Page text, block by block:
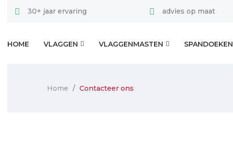
30+ jaar ervaring advies op maat
HOME VLAGGEN VLAGGENMASTEN SPANDOEKEN
Home Contacteer ons